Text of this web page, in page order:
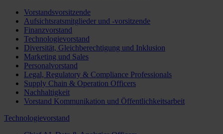
Vorstandsvorsitzende
Aufsichtsratsmitglieder und -vorsitzende
Finanzvorstand
Technologievorstand
Diversität, Gleichberechtigung und Inklusion
Marketing und Sales
Personalvorstand
Legal, Regulatory & Compliance Professionals
Supply Chain & Operation Officers
Nachhaltigkeit
Vorstand Kommunikation und Öffentlichkeitsarbeit
Technologievorstand